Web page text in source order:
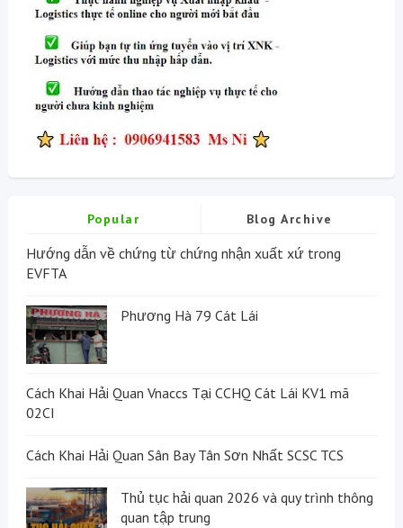
Popular Blog Archive
Hướng dẫn về chứng từ chứng nhận xuất xứ trong
EVFTA
Phương Hà 79 Cát Lái
Cách Khai Hải Quan Vnaccs Tại CCHQ Cát Lái KV1 mã
02CI
Cách Khai Hải Quan Sân Bay Tân Sơn Nhất SCSC TCS
Thủ tục hải quan 2026 và quy trình thông
quan tập trung